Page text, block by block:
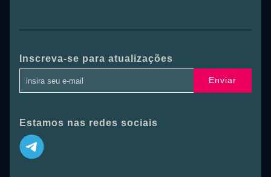
Inscreva-se para atualizações
Enviar
Estamos nas redes sociais